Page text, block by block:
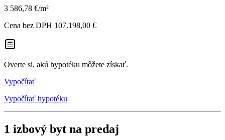
3 586,78 €/m²
Cena bez DPH 107.198,00 €
Overte si, akú hypotéku môžete získať.
Vypočítať
Vypočítať hypotéku
1 izbový byt na predaj